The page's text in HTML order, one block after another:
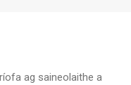
ag saineolaithe a